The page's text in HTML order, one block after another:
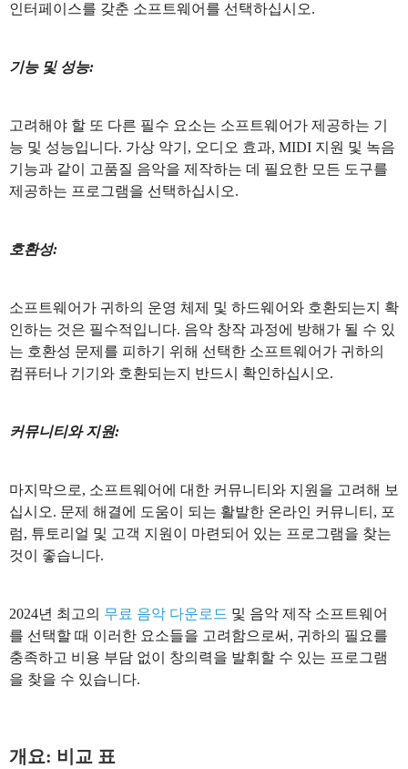
인터페이스를 갖춘 소프트웨어를 선택하십시오.
기능 및 성능:
고려해야 할 또 다른 필수 요소는 소프트웨어가 제공하는 기
능 및 성능입니다. 가상 악기, 오디오 효과, MIDI 지원 및 녹음
기능과 같이 고품질 음악을 제작하는 데 필요한 모든 도구를
제공하는 프로그램을 선택하십시오.
호환성:
소프트웨어가 귀하의 운영 체제 및 하드웨어와 호환되는지 확
인하는 것은 필수적입니다. 음악 창작 과정에 방해가 될 수 있
는 호환성 문제를 피하기 위해 선택한 소프트웨어가 귀하의
컴퓨터나 기기와 호환되는지 반드시 확인하십시오.
커뮤니티와 지원:
마지막으로, 소프트웨어에 대한 커뮤니티와 지원을 고려해 보
십시오. 문제 해결에 도움이 되는 활발한 온라인 커뮤니티, 포
럼, 튜토리얼 및 고객 지원이 마련되어 있는 프로그램을 찾는
것이 좋습니다.
2024년 최고의 무료 음악 다운로드 및 음악 제작 소프트웨어
를 선택할 때 이러한 요소들을 고려함으로써, 귀하의 필요를
충족하고 비용 부담 없이 창의력을 발휘할 수 있는 프로그램
을 찾을 수 있습니다.
개요: 비교 표